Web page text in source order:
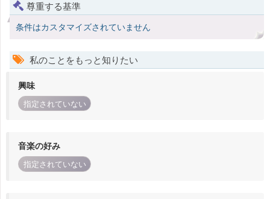
尊重する基準
条件はカスタマイズされていません
私のことをもっと知りたい
興味
指定されていない
音楽の好み
指定されていない